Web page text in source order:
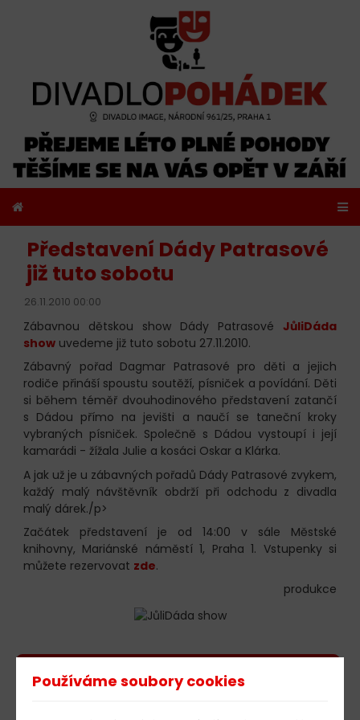
Představení Dády Patrasové
již tuto sobotu
26.11.2010 00:00
Zábavnou dětskou show Dády Patrasové JůliDáda
show uvedeme již tuto sobotu 27.11.2010.
Zábavný pořad Dagmar Patrasové pro děti a jejich
rodiče přináší spoustu soutěží, písniček a povídání. Děti
si během téměř dvouhodinového představení zatančí
s Dádou přímo na jevišti a naučí se taneční kroky
vybraných písniček. Společně s Dádou vystoupí i její
kamarádi - žížala Julie a kosáci Oskar a Klárka.
A jak už je u zábavných pořadů Dády Patrasové zvykem,
každý malý návštěvník obdrží při odchodu z divadla
malý dárek./p>
Začátek představení je od 14:00 v sále Městské
knihovny, Mariánské náměstí 1, Praha 1. Vstupenky si
můžete rezervovat zde.
produkce
603 805 271
pondělí-čtvrtek: 10:00-16:00
Používáme soubory cookies